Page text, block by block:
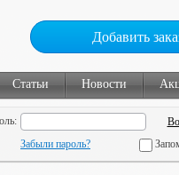
Добавить
Статьи Новости
Забыли пароль?